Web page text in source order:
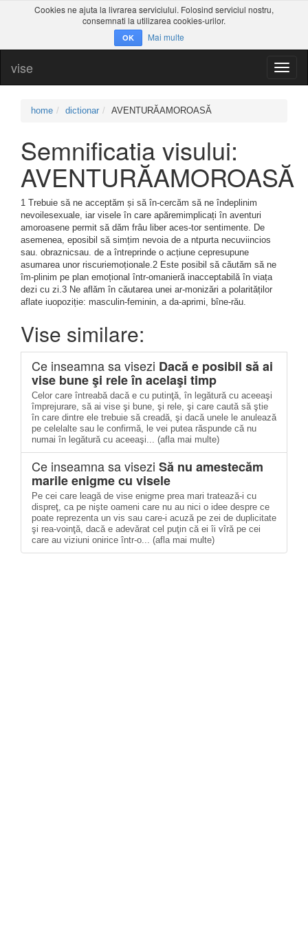
Cookies ne ajuta la livrarea serviciului. Folosind serviciul nostru,
consemnati la utilizarea cookies-urilor.
OK Mai multe
vise
home dictionar AVENTURĂAMOROASĂ
Semnificatia visului:
AVENTURĂAMOROASĂ
1 Trebuie să ne acceptăm și să în-cercăm să ne îndeplinim
nevoilesexuale, iar visele în care apăremimplicați în aventuri
amoroasene permit să dăm frâu liber aces-tor sentimente. De
asemenea, eposibil să simțim nevoia de a ntpurta necuviincios
sau. obraznicsau. de a întreprinde o acțiune cepresupune
asumarea unor riscuriemoționale.2 Este posibil să căutăm să ne
îm-plinim pe plan emoțional într-omanieră inacceptabilă în viața
dezi cu zi.3 Ne aflăm în căutarea unei ar-monizări a polarităților
aflate iuopoziție: masculin-feminin, a da-aprimi, bîne-rău.
Vise similare:
Ce inseamna sa visezi Dacă e posibil să ai
vise bune şi rele în acelaşi timp
Celor care întreabă dacă e cu putinţă, în legătură cu aceeaşi
împrejurare, să ai vise şi bune, şi rele, şi care caută să ştie
în care dintre ele trebuie să creadă, şi dacă unele le anulează
pe celelalte sau le confirmă, le vei putea răspunde că nu
numai în legătură cu aceeaşi... (afla mai multe)
Ce inseamna sa visezi Să nu amestecăm
marile enigme cu visele
Pe cei care leagă de vise enigme prea mari tratează-i cu
dispreţ, ca pe nişte oameni care nu au nici o idee despre ce
poate reprezenta un vis sau care-i acuză pe zei de duplicitate
şi rea-voinţă, dacă e adevărat cel puţin că ei îi vîră pe cei
care au viziuni onirice într-o... (afla mai multe)